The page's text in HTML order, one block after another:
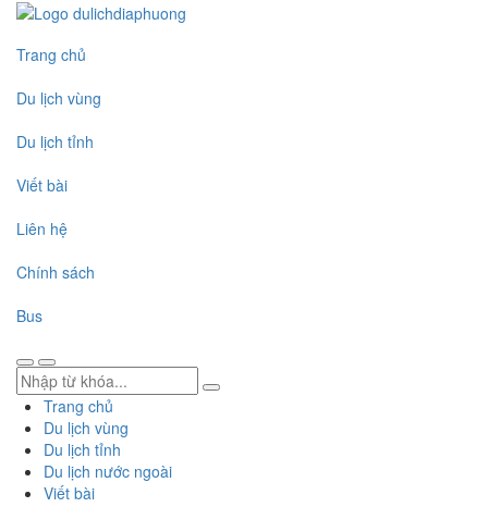
Trang chủ
Du lịch vùng
Du lịch tỉnh
Viết bài
Liên hệ
Chính sách
Bus
Trang chủ
Du lịch vùng
Du lịch tỉnh
Du lịch nước ngoài
Viết bài